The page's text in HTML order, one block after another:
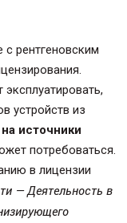
рентгеновским
устройств из
источники
потребоваться.
в лицензии
— Деятельность в